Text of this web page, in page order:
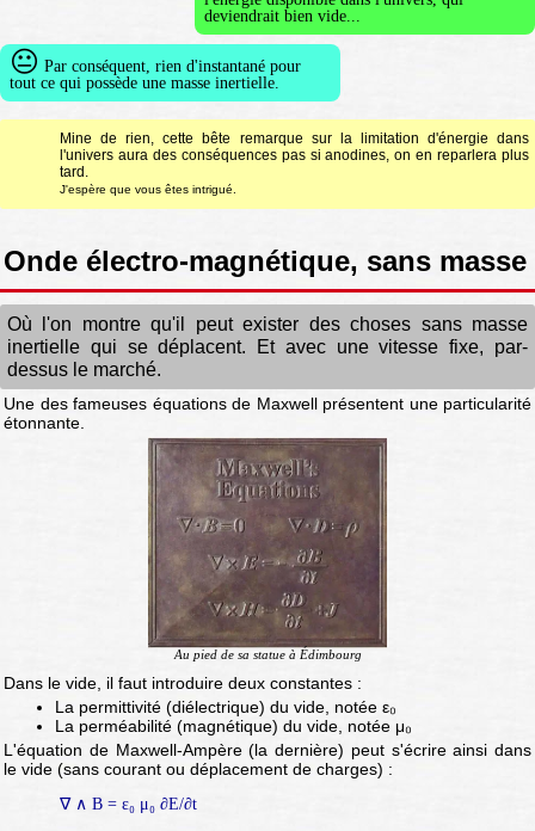
deviendrait bien vide...
😐 Par conséquent, rien d'instantané pour
tout ce qui possède une masse inertielle.
Mine de rien, cette bête remarque sur la limitation d'énergie dans
l'univers aura des conséquences pas si anodines, on en reparlera plus
tard.
J'espère que vous êtes intrigué.
Onde électro-magnétique, sans masse
Où l'on montre qu'il peut exister des choses sans masse
inertielle qui se déplacent. Et avec une vitesse fixe, par-
dessus le marché.
Une des fameuses équations de Maxwell présentent une particularité
étonnante.
Au pied de sa statue à Édimbourg
Dans le vide, il faut introduire deux constantes :
La permittivité (diélectrique) du vide, notée ε₀
La perméabilité (magnétique) du vide, notée μ₀
L'équation de Maxwell-Ampère (la dernière) peut s'écrire ainsi dans
le vide (sans courant ou déplacement de charges) :
∇ ∧ B = ε₀ μ₀ ∂E/∂t